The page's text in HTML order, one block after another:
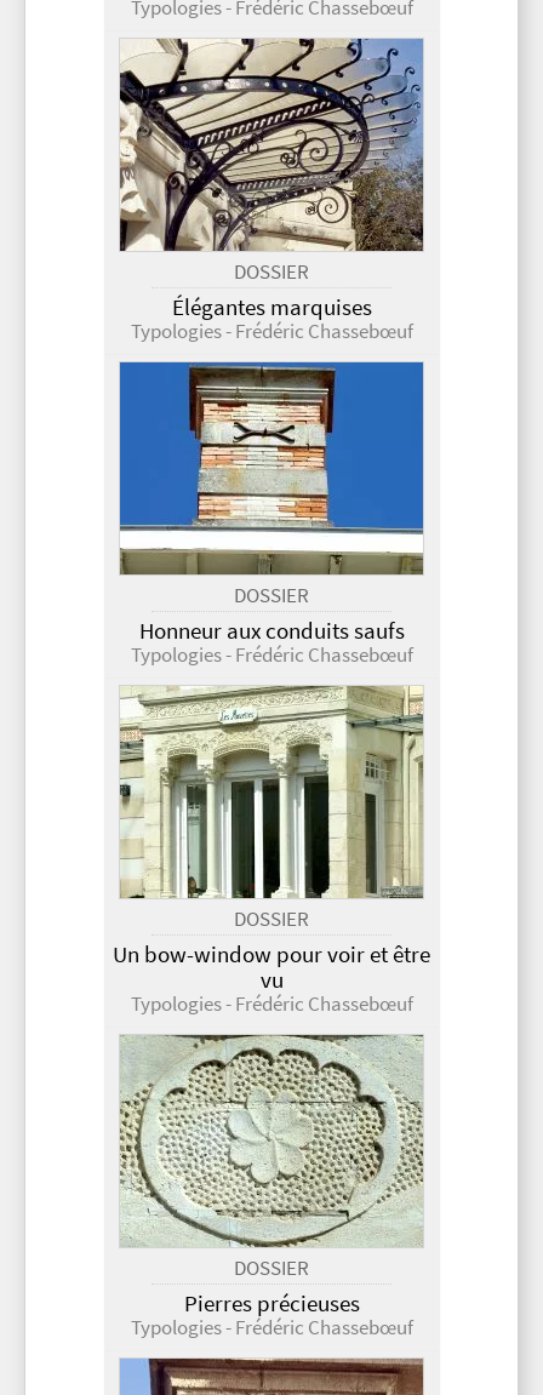
Typologies - Frédéric Chassebœuf
DOSSIER
Élégantes marquises
Typologies - Frédéric Chassebœuf
DOSSIER
Honneur aux conduits saufs
Typologies - Frédéric Chassebœuf
DOSSIER
Un bow-window pour voir et être
vu
Typologies - Frédéric Chassebœuf
DOSSIER
Pierres précieuses
Typologies - Frédéric Chassebœuf